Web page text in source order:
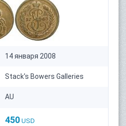
14 января 2008
Stack's Bowers Galleries
AU
450 USD